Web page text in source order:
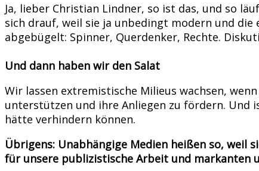
Ja, lieber Christian Lindner, so ist das, und so
sich drauf, weil sie ja unbedingt modern und
abgebügelt: Spinner, Querdenker, Rechte.
Und dann haben wir den Salat
Wir lassen extremistische Milieus wachsen,
unterstützen und ihre Anliegen zu fördern. Und
hätte verhindern können.
Übrigens: Unabhängige Medien heißen so, weil
für unsere publizistische Arbeit und markanten